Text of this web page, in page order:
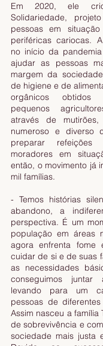
Em 2020, ele
Solidariedade,
pessoas em
periféricas cariocas.
no início da
ajudar as pessoas
margem da
de higiene e de
orgânicos obtidos
pequenos
através de
numeroso e diverso
preparar
moradores em
então, o movimento já
mil famílias.
- Temos histórias
abandono, a
perspectiva. É um
população em áreas
agora enfrenta fome
cuidar de si e de suas
as necessidades
conseguimos
levando para um
pessoas de
Assim nasceu a família
de sobrevivência e
sociedade mais justa